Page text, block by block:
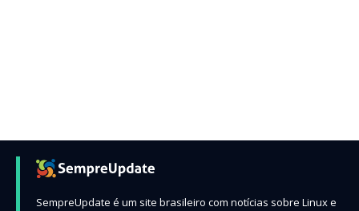
SempreUpdate é um site brasileiro com notícias sobre Linux e